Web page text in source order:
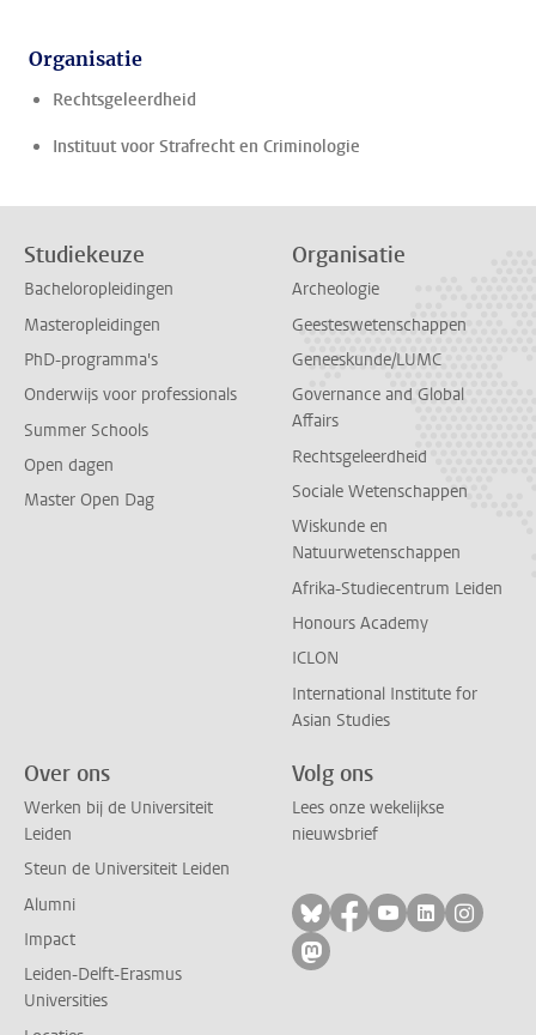
Organisatie
Rechtsgeleerdheid
Instituut voor Strafrecht en Criminologie
Studiekeuze
Bacheloropleidingen
Masteropleidingen
PhD-programma's
Onderwijs voor professionals
Summer Schools
Open dagen
Master Open Dag
Organisatie
Archeologie
Geesteswetenschappen
Geneeskunde/LUMC
Governance and Global
Affairs
Rechtsgeleerdheid
Sociale Wetenschappen
Wiskunde en
Natuurwetenschappen
Afrika-Studiecentrum Leiden
Honours Academy
ICLON
International Institute for
Asian Studies
Over ons
Werken bij de Universiteit
Leiden
Steun de Universiteit Leiden
Alumni
Impact
Leiden-Delft-Erasmus
Universities
Volg ons
Lees onze wekelijkse
nieuwsbrief
Volg ons op bluesky
Volg ons op
Volg ons op
Volg ons
Volg
Volg ons op mastodon